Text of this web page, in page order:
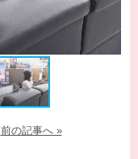
前の記事へ »